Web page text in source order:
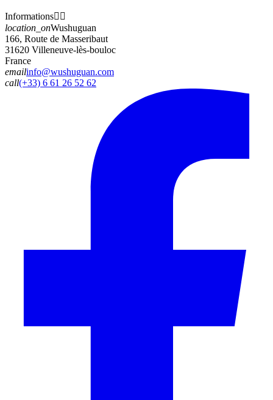
Informations 
location_onWushuguan
166, Route de Masseribaut
31620 Villeneuve-lès-bouloc
France
emailinfo@wushuguan.com
call(+33) 6 61 26 52 62